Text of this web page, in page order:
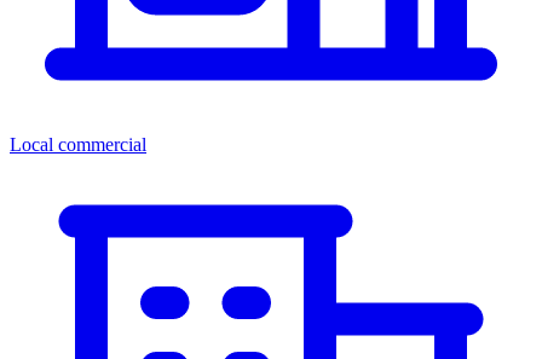
Local commercial